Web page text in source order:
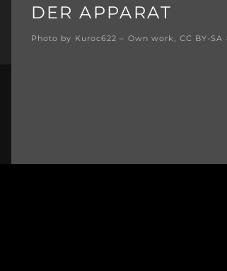
DER APPARAT
Photo by Kuroc622 – Own work, CC BY-SA